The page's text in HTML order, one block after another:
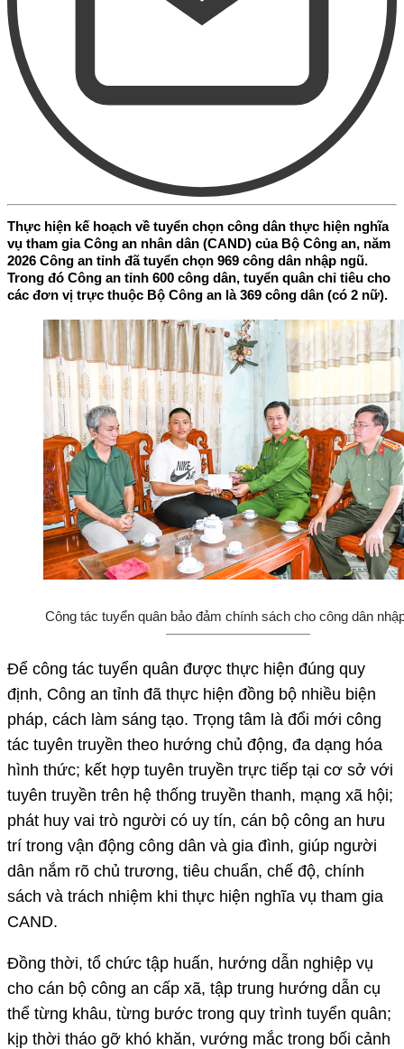
Thực hiện kế hoạch về tuyển chọn công dân thực hiện nghĩa
vụ tham gia Công an nhân dân (CAND) của Bộ Công an, năm
2026 Công an tỉnh đã tuyển chọn 969 công dân nhập ngũ.
Trong đó Công an tỉnh 600 công dân, tuyển quân chỉ tiêu cho
các đơn vị trực thuộc Bộ Công an là 369 công dân (có 2 nữ).
Công tác tuyển quân bảo đảm chính sách cho công dân
Để công tác tuyển quân được thực hiện đúng quy
định, Công an tỉnh đã thực hiện đồng bộ nhiều biện
pháp, cách làm sáng tạo. Trọng tâm là đổi mới công
tác tuyên truyền theo hướng chủ động, đa dạng hóa
hình thức; kết hợp tuyên truyền trực tiếp tại cơ sở với
tuyên truyền trên hệ thống truyền thanh, mạng xã hội;
phát huy vai trò người có uy tín, cán bộ công an hưu
trí trong vận động công dân và gia đình, giúp người
dân nắm rõ chủ trương, tiêu chuẩn, chế độ, chính
sách và trách nhiệm khi thực hiện nghĩa vụ tham gia
CAND.
Đồng thời, tổ chức tập huấn, hướng dẫn nghiệp vụ
cho cán bộ công an cấp xã, tập trung hướng dẫn cụ
thể từng khâu, từng bước trong quy trình tuyển quân;
kịp thời tháo gỡ khó khăn, vướng mắc trong bối cảnh